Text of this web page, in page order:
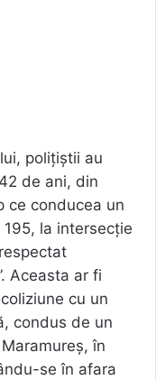
polițiștii au
de ani, din
ce conducea un
la intersecție
Aceasta ar fi
cu un
condus de un
în
se în afara